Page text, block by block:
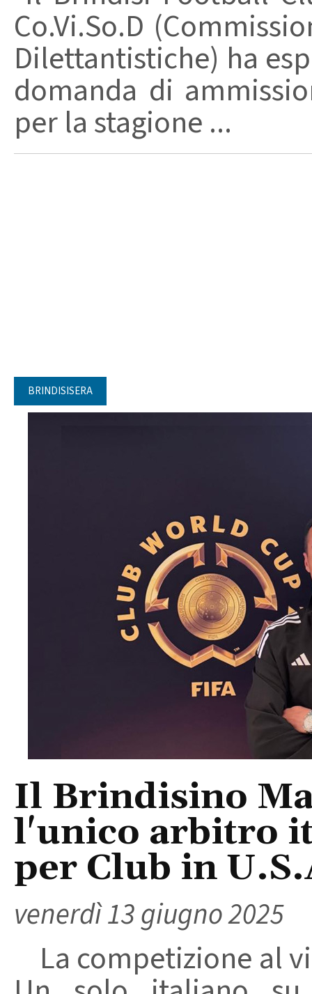
Co.Vi.So.D
Dilettantistiche) ha
domanda di
per la stagione ...
BRINDISISERA
Il Brindisino
l'unico arbitro
per Club in
venerdì 13 giugno 2025
La competizione al